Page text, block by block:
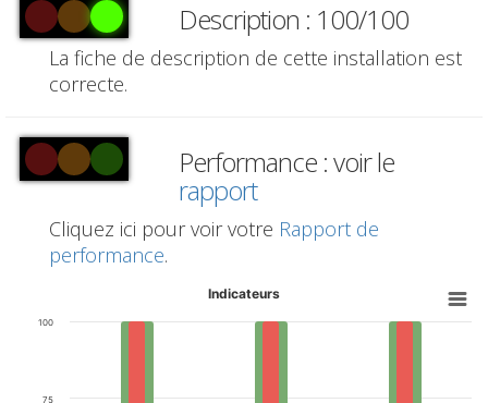
Description : 100/100
La fiche de description de cette installation est
correcte.
Performance : voir le
rapport
Cliquez ici pour voir votre Rapport de
performance.
Indicateurs
75
100